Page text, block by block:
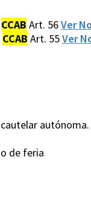
CCAB Art. 56Ver
CCAB Art. 55Ver
de feria